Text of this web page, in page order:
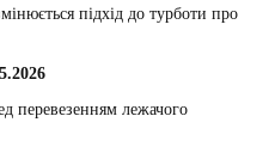
підхід до турботи про
перевезенням лежачого